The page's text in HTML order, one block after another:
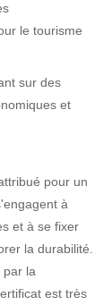
le tourisme
sur des
et
pour un
à
et à se fixer
la durabilité.
par la
est très